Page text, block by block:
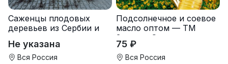
Саженцы плодовых
деревьев из Сербии и
Не указана
Вся Россия
Подсолнечное и соевое
масло оптом — ТМ
Золотая Семечка
75 ₽
Вся Россия